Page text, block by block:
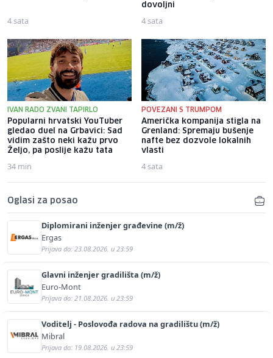
4 sata
dovoljni
4 sata
IVAN RADO ZVANI TAPIRLO
Popularni hrvatski YouTuber
gledao duel na Grbavici: Sad
vidim zašto neki kažu prvo
Željo, pa poslije kažu tata
34 min
POVEZANI S TRUMPOM
Američka kompanija stigla na
Grenland: Spremaju bušenje
nafte bez dozvole lokalnih
vlasti
4 sata
Oglasi za posao
Diplomirani inženjer građevine (m/ž)
Ergas
Prijava do: 23.08.2026. u 23:59
Glavni inženjer gradilišta (m/ž)
Euro-Mont
Prijava do: 21.08.2026. u 23:59
Voditelj - Poslovođa radova na gradilištu (m/ž)
Mibral
Prijava do: 19.08.2026. u 23:59